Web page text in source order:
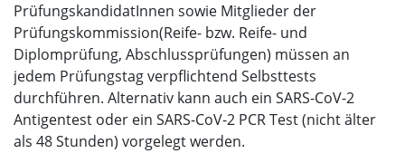
PrüfungskandidatInnen sowie Mitglieder der
Prüfungskommission(Reife- bzw. Reife- und
Diplomprüfung, Abschlussprüfungen) müssen an
jedem Prüfungstag verpflichtend Selbsttests
durchführen. Alternativ kann auch ein SARS-CoV-2
Antigentest oder ein SARS-CoV-2 PCR Test (nicht älter
als 48 Stunden) vorgelegt werden.